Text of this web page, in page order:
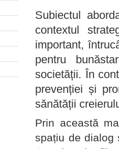
Subiectul
contextul
important,
pentru
societății. În
prevenției și
sănătății
Prin această
spațiu de dialog